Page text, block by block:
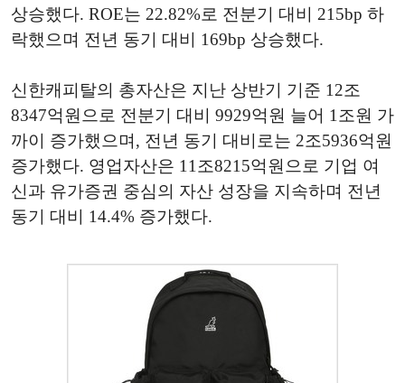
상승했다. ROE는 22.82%로 전분기 대비 215bp 하
락했으며 전년 동기 대비 169bp 상승했다.
신한캐피탈의 총자산은 지난 상반기 기준 12조
8347억원으로 전분기 대비 9929억원 늘어 1조원 가
까이 증가했으며, 전년 동기 대비로는 2조5936억원
증가했다. 영업자산은 11조8215억원으로 기업 여
신과 유가증권 중심의 자산 성장을 지속하며 전년
동기 대비 14.4% 증가했다.